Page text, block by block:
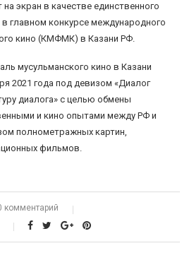
экран в качестве единственного
главном конкурсе международного
кино (КМФМК) в Казани РФ.
мусульманского кино в Казани
2021 года под девизом «Диалог
диалога» с целью обмены
и кино опытами между РФ и
полнометражных картин,
фильмов.
комментарий